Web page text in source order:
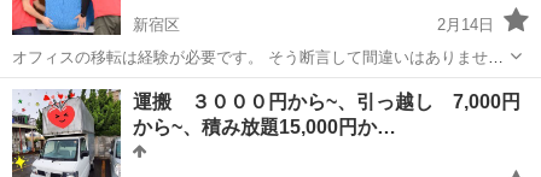
新宿区
2月14日
オフィスの移転は経験が必要です。 そう断言して間違いはありませ
ん。なぜでしょうか。 それは、規模が大きく複雑だからです。 ご家庭
のお引越しとは訳が違います。 ご安心ください。 弊社は、オフィスの
移転が主力です！...
東京 新宿区 引っ越し
運搬 ３０００円から~、引っ越し 7,000円
から~、積み放題15,000円か…